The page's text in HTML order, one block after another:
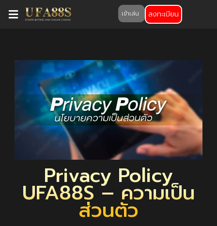
เข้าเล่น ลงทะเบียน
Privacy Policy
UFA88S – ความเป็น
ส่วนตัว